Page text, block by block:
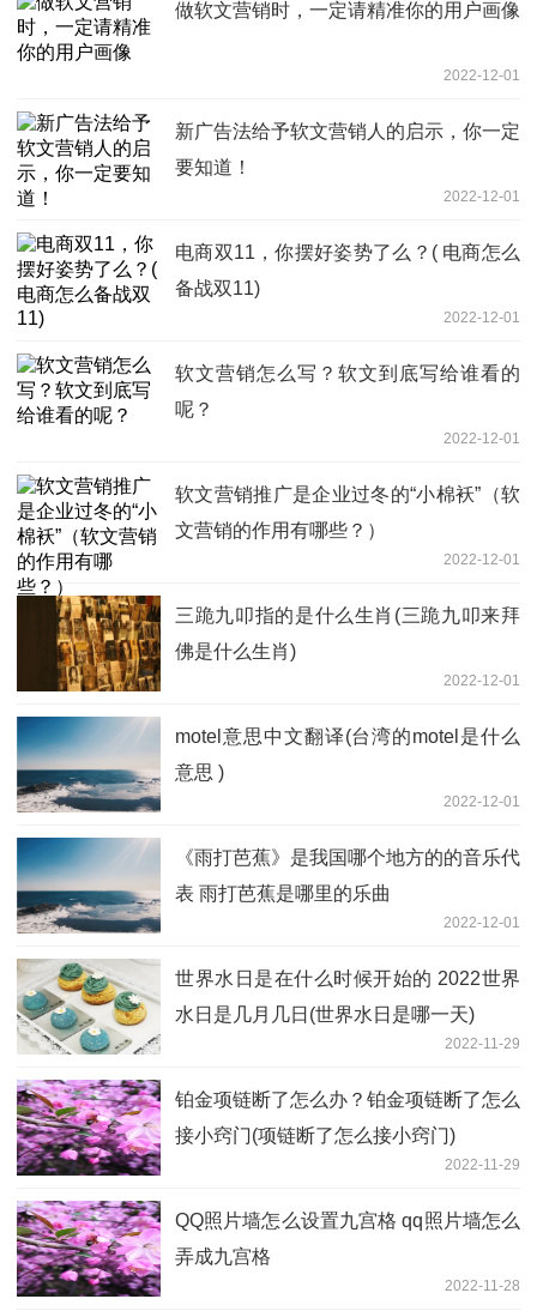
做软文营销时，一定请精准你的用户画像
2022-12-01
新广告法给予软文营销人的启示，你一定
要知道！
2022-12-01
电商双11，你摆好姿势了么？( 电商怎么
备战双11)
2022-12-01
软文营销怎么写？软文到底写给谁看的
呢？
2022-12-01
软文营销推广是企业过冬的“小棉袄”（软
文营销的作用有哪些？）
2022-12-01
三跪九叩指的是什么生肖(三跪九叩来拜
佛是什么生肖)
2022-12-01
motel意思中文翻译(台湾的motel是什么
意思 )
2022-12-01
《雨打芭蕉》是我国哪个地方的的音乐代
表 雨打芭蕉是哪里的乐曲
2022-12-01
世界水日是在什么时候开始的 2022世界
水日是几月几日(世界水日是哪一天)
2022-11-29
铂金项链断了怎么办？铂金项链断了怎么
接小窍门(项链断了怎么接小窍门)
2022-11-29
QQ照片墙怎么设置九宫格 qq照片墙怎么
弄成九宫格
2022-11-28